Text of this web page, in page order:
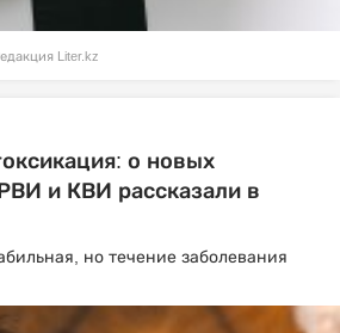
Liter.kz
о новых
и КВИ рассказали в
но течение заболевания